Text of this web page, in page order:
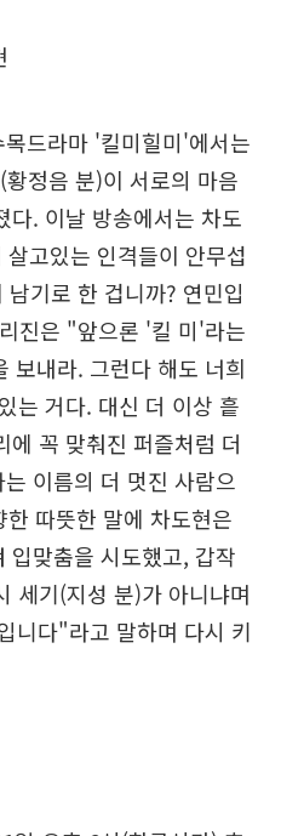
드라마 '킬미힐미'에서는
정음 분)이 서로의 마음
다. 이날 방송에서는 차도
고있는 인격들이 안무섭
기로 한 겁니까? 연민입
진은 "앞으론 '킬 미'라는
보내라. 그런다 해도 너희
는 거다. 대신 더 이상 흩
에 꼭 맞춰진 퍼즐처럼 더
이름의 더 멋진 사람으
따뜻한 말에 차도현은
입맞춤을 시도했고, 갑작
세기(지성 분)가 아니냐며
니다"라고 말하며 다시 키